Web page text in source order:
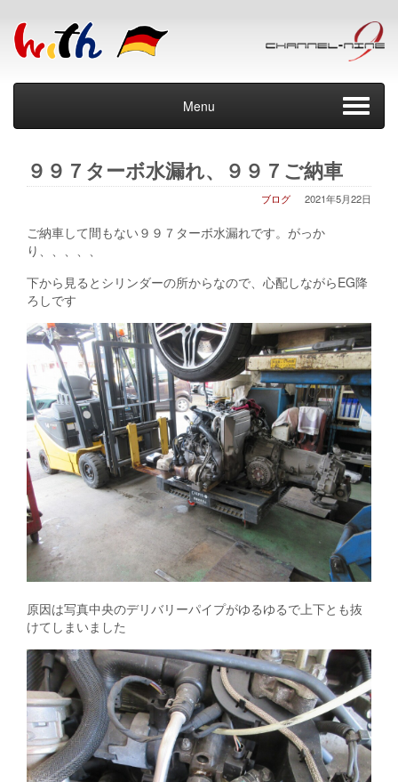
Menu
９９７ターボ水漏れ、９９７ご納車
2021年5月22日
ブログ
ご納車して間もない９９７ターボ水漏れです。がっか
り、、、、、
下から見るとシリンダーの所からなので、心配しながらEG降
ろしです
原因は写真中央のデリバリーパイプがゆるゆるで上下とも抜
けてしまいました